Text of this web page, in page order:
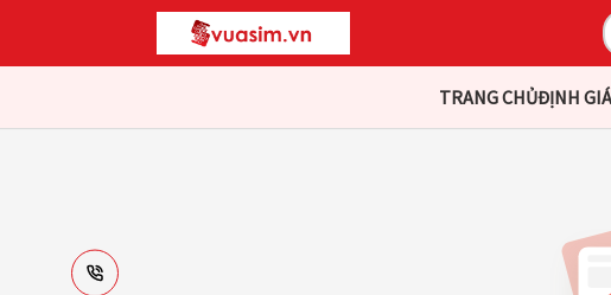
TRANG CHỦĐỊNH